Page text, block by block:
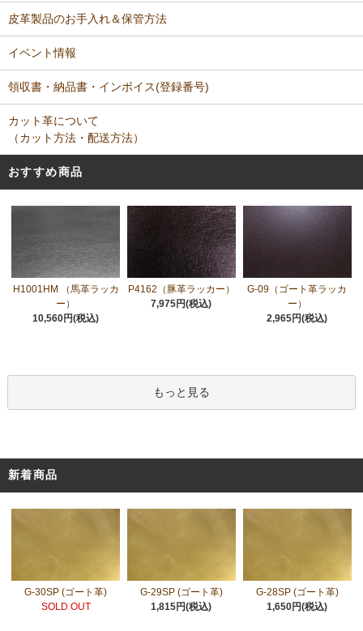
皮革製品のお手入れ＆保管方法
イベント情報
領収書・納品書・インボイス(登録番号)
カット革について
（カット方法・配送方法）
おすすめ商品
H1001HM （馬革ラッカ
ー）
10,560円(税込)
P4162（豚革ラッカー）
7,975円(税込)
G-09（ゴート革ラッカ
ー）
2,965円(税込)
もっと見る
新着商品
G-30SP (ゴート革)
SOLD OUT
G-29SP (ゴート革)
1,815円(税込)
G-28SP (ゴート革)
1,650円(税込)